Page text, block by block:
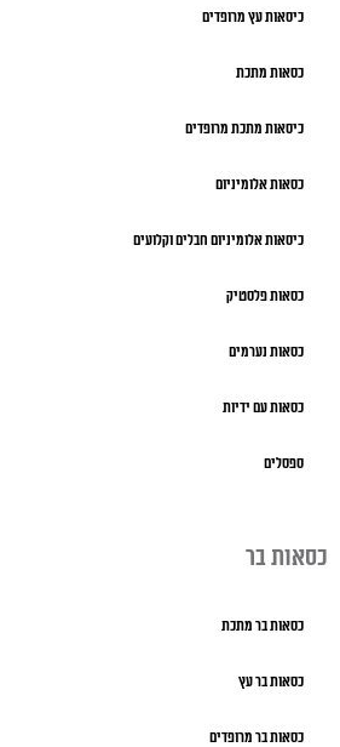
כיסאות עץ מרופדים
כסאות מתכת
כיסאות מתכת מרופדים
כסאות אלומיניום
כיסאות אלומיניום חבלים וקלועים
כסאות פלסטיק
כסאות נערמים
כסאות עם ידיות
ספסלים
כסאות בר
כסאות בר מתכת
כסאות בר עץ
כסאות בר מרופדים